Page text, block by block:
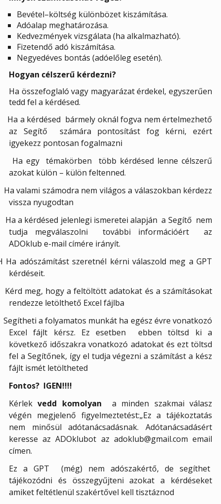
Bevétel–költség különbözet kiszámítása.
Adóalap meghatározása.
Kedvezmények vizsgálata (ha alkalmazható).
Fizetendő adó kiszámítása.
Negyedéves bontás (adóelőleg esetén).
Hogyan célszerű kérdezni?
Ha összefoglaló vagy magyarázat érdekel, egyszerűen
tedd fel a kérdésed.
Ha a kérdésed bármely oknál fogva nem értelmezhető
az Segítő számára pontosítást fog kérni, ezért
igyekezz pontosan fogalmazni
Ha egy témakörben több kérdésed lenne célszerű
azokat külön – külön feltenned.
valami számodra nem világos a válaszokban kérdezz
vissza nyugodtan
a kérdésed jelenlegi ismeretei alapján a Segítő nem
tudja megválaszolni
további információért
az
ADOklub e-mail címére irányít.
Ha adószámítást szeretnél kérni válaszold meg a GPT
kérdéseit.
meg, hogy a feltöltött adatokat és a számításokat
rendezze letölthető Excel fájlba
a folyamatos munkát ha egész évre vonatkozó
Excel fájlt kérsz. Ez esetben
ebben töltsd ki a
következő időszakra vonatkozó adatokat és ezt töltsd
fel a Segítőnek, így el tudja végezni a számítást a kész
fájlt ismét letöltheted
IGEN!!!!
Kérlekvedd komolyan
a minden szakmai válasz
végén megjelenő figyelmeztetést:„Ez a tájékoztatás
nem minősül adótanácsadásnak. Adótanácsadásért
keresse az ADOklubot az adoklub@gmail.com email
címen.
Ez a GPT
(még) nem adószakértő, de segíthet
tájékozódni és összegyűjteni azokat a kérdéseket
amiket feltétlenül szakértővel kell tisztáznod